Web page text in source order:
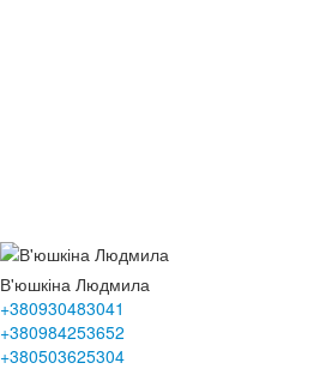
В'юшкіна Людмила
+380930483041
+380984253652
+380503625304